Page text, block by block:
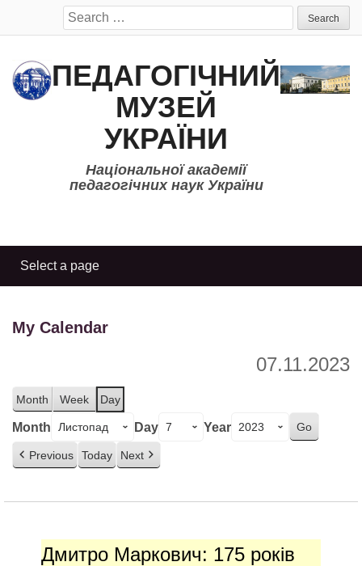
Search
for:
ПЕДАГОГІЧНИЙ
МУЗЕЙ
УКРАЇНИ
Національної академії
педагогічних наук України
My Calendar
07.11.2023
Month Week Day
Month Day Year
Previous Today Next
Маркович:
Дмитро Маркович: 175 років